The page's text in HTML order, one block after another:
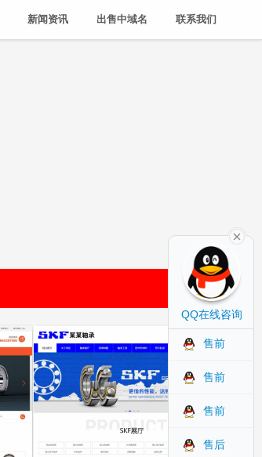
新闻资讯 出售中域名 联系我们
QQ在线咨询
售前
售前
售前
售后